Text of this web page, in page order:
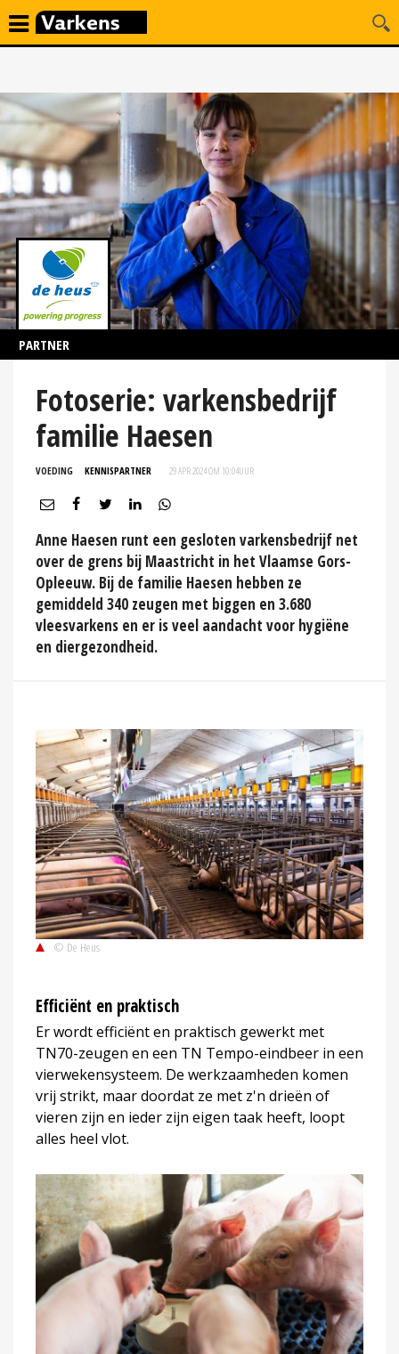
PARTNER
Fotoserie: varkensbedrijf
familie Haesen
VOEDING KENNISPARTNER 29 APR 2024 OM 10:04UUR
Anne Haesen runt een gesloten varkensbedrijf net
over de grens bij Maastricht in het Vlaamse Gors-
Opleeuw. Bij de familie Haesen hebben ze
gemiddeld 340 zeugen met biggen en 3.680
vleesvarkens en er is veel aandacht voor hygiëne
en diergezondheid.
© De Heus
Efficiënt en praktisch
Er wordt efficiënt en praktisch gewerkt met
TN70-zeugen en een TN Tempo-eindbeer in een
vierwekensysteem. De werkzaamheden komen
vrij strikt, maar doordat ze met z'n drieën of
vieren zijn en ieder zijn eigen taak heeft, loopt
alles heel vlot.